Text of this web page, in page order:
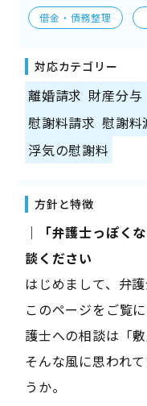
借金・債務整理
対応カテゴリー
離婚請求 財産分与
慰謝料請求 慰謝料
浮気の慰謝料
方針と特徴
｜「弁護士っぽく
談ください
はじめまして、弁
このページをご覧
護士への相談は「
そんな風に思われ
うか。